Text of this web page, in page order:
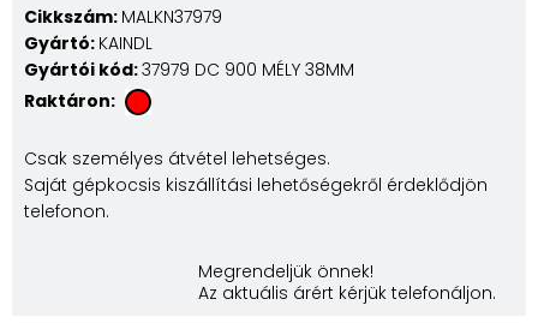
Cikkszám: MALKN37979
Gyártó: KAINDL
Gyártói kód:37979 DC 900 MÉLY 38MM
Raktáron:
Csak személyes átvétel lehetséges.
Saját gépkocsis kiszállítási lehetőségekről érdeklődjön
telefonon.
Megrendeljük önnek!
Az aktuális árért kérjük telefonáljon.